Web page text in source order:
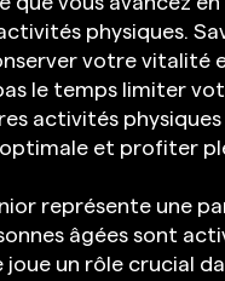
physiques.
votre vitalité
le temps limiter
activités
et profiter
représente une
âgées sont
joue un rôle crucial